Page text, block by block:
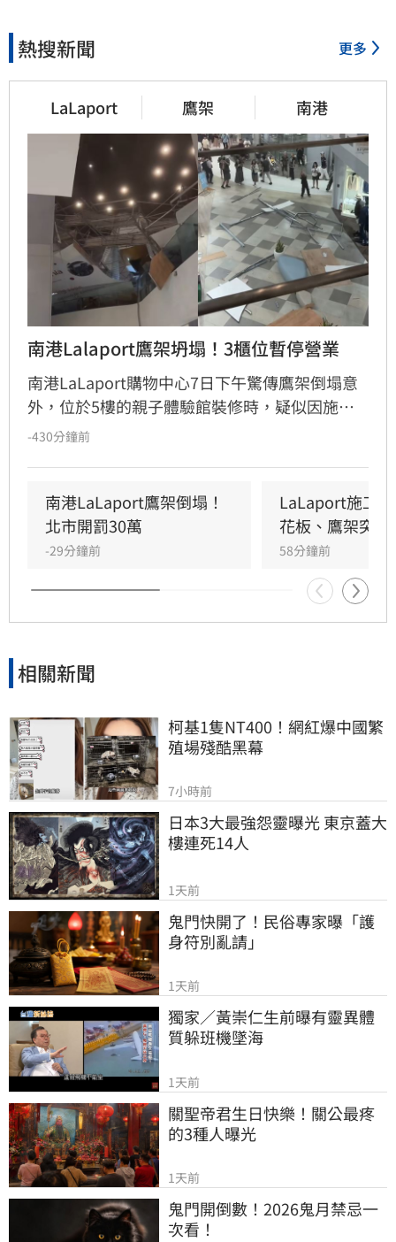
熱搜新聞 更多
LaLaport 鷹架 南港
南港Lalaport鷹架坍塌！3櫃位暫停營業
南港LaLaport購物中心7日下午驚傳鷹架倒塌意
外，位於5樓的親子體驗館裝修時，疑似因施工
未固定妥當，導致鷹架與天花板崩落，現場粉塵
3樓部分櫃位暫停營業，其餘區域則維持正常運
作，目前相關單位正積極介入調查，以確保商場
消費安全。
-430分鐘前
南港LaLaport鷹架倒塌！
北市開罰30萬
-29分鐘前
LaLaport施工
花板、鷹架突掉
58分鐘前
相關新聞
柯基1隻NT400！網紅爆中國繁
殖場殘酷黑幕
7小時前
日本3大最強怨靈曝光 東京蓋大
樓連死14人
1天前
鬼門快開了！民俗專家曝「護
身符別亂請」
1天前
獨家／黃崇仁生前曝有靈異體
質躲班機墜海
1天前
關聖帝君生日快樂！關公最疼
的3種人曝光
1天前
鬼門開倒數！2026鬼月禁忌一
次看！